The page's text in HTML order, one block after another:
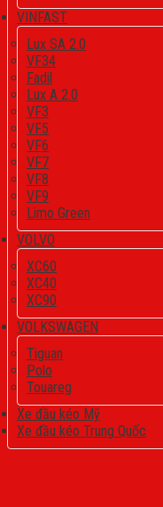
VINFAST
Lux SA 2.0
VF34
Fadil
Lux A 2.0
VF3
VF5
VF6
VF7
VF8
VF9
Limo Green
VOLVO
XC60
XC40
XC90
VOLKSWAGEN
Tiguan
Polo
Touareg
Xe đầu kéo Mỹ
Xe đầu kéo Trung Quốc